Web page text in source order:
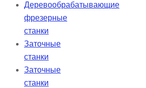
Деревообрабатывающие
фрезерные
станки
Заточные
станки
Заточные
станки